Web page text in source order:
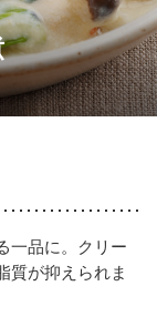
一品に。クリー
質が抑えられま